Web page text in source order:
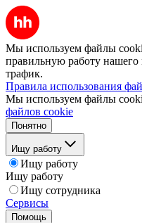
Мы используем файлы
правильную работу нашего
трафик.
Правила использования
Мы используем файлы
файлов cookie
Понятно
Ищу работу
Ищу работу
Ищу работу
Ищу сотрудника
Сервисы
Помощь